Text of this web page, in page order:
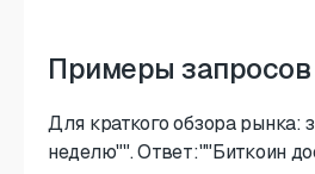
Примеры запросов
Для краткого обзора рынка:
неделю"". Ответ:""Биткоин